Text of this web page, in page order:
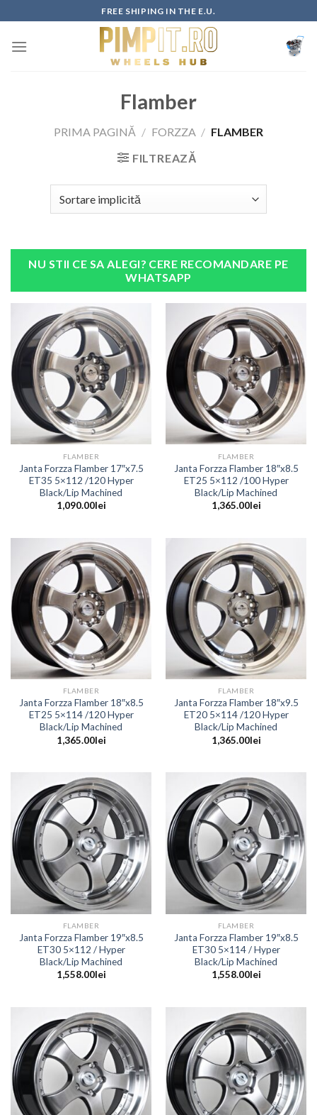
to
content
FREE SHIPING IN THE E.U.
Flamber
PRIMA PAGINĂ / FORZZA / FLAMBER
FILTREAZĂ
NU STII CE SA ALEGI? CERE RECOMANDARE PE
WHATSAPP
FLAMBER
Janta Forzza Flamber 17″x7.5
ET35 5×112 /120 Hyper
Black/Lip Machined
1,090.00lei
FLAMBER
Janta Forzza Flamber 18″x8.5
ET25 5×112 /100 Hyper
Black/Lip Machined
1,365.00lei
FLAMBER
Janta Forzza Flamber 18″x8.5
ET25 5×114 /120 Hyper
Black/Lip Machined
1,365.00lei
FLAMBER
Janta Forzza Flamber 18″x9.5
ET20 5×114 /120 Hyper
Black/Lip Machined
1,365.00lei
FLAMBER
Janta Forzza Flamber 19″x8.5
ET30 5×112 / Hyper
Black/Lip Machined
1,558.00lei
FLAMBER
Janta Forzza Flamber 19″x8.5
ET30 5×114 / Hyper
Black/Lip Machined
1,558.00lei